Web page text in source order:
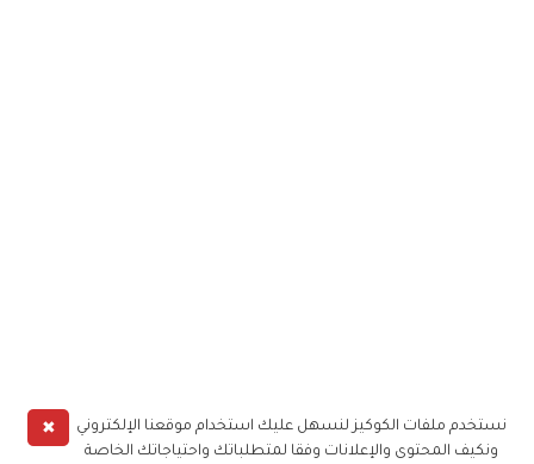
✖
نستخدم ملفات الكوكيز لنسهل عليك استخدام موقعنا الإلكتروني
ونكيف المحتوى والإعلانات وفقا لمتطلباتك واحتياجاتك الخاصة